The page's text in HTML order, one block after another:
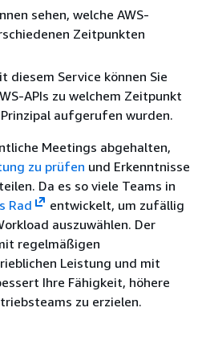
sehen, welche AWS-
Zeitpunkten
diesem Service können Sie
APIs zu welchem Zeitpunkt
aufgerufen wurden.
Meetings abgehalten,
zu prüfen und Erkenntnisse
Da es so viele Teams in
Rad
entwickelt, um zufällig
auszuwählen. Der
regelmäßigen
Leistung und mit
Ihre Fähigkeit, höhere
zu erzielen.